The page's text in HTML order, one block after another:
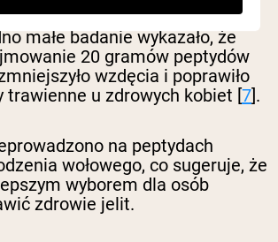
małe badanie wykazało, że
20 gramów peptydów
wzdęcia i poprawiło
trawienne u zdrowych kobiet [7].
na peptydach
wołowego, co sugeruje, że
wyborem dla osób
zdrowie jelit.